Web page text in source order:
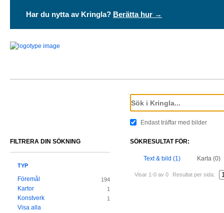
Har du nytta av Kringla? Berätta hur →
Endast träffar med bilder
SÖKRESULTAT FÖR:
Text & bild (1) Karta (0)
Visar 1-0 av 0 Resultat per sida:
FILTRERA DIN SÖKNING
TYP
Föremål 194
Kartor 1
Konstverk 1
Visa alla